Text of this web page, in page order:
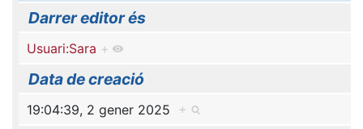
Darrer editor és
Usuari:Sara +
Data de creació
19:04:39, 2 gener 2025 +